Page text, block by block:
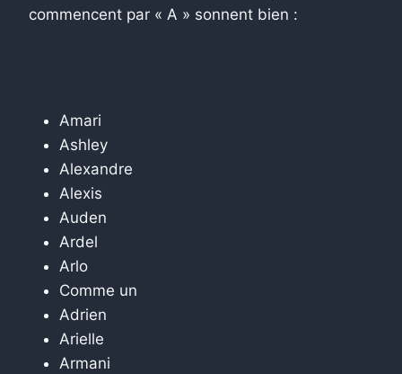
commencent par « A » sonnent bien :
Amari
Ashley
Alexandre
Alexis
Auden
Ardel
Arlo
Comme un
Adrien
Arielle
Armani